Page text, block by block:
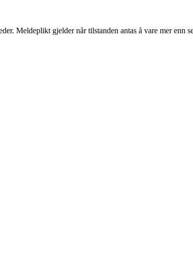
Meldeplikt gjelder når tilstanden antas å vare mer enn